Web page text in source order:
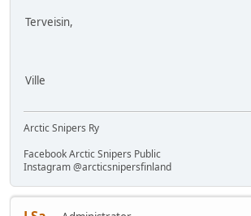
Terveisin,
Ville
Arctic Snipers Ry
Facebook Arctic Snipers Public
Instagram @arcticsnipersfinland